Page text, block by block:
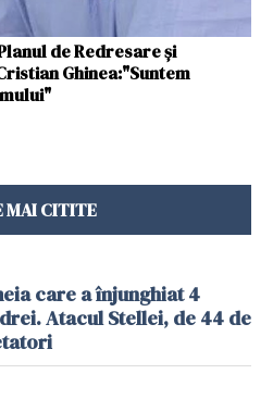
de Redresare și
Ghinea:"Suntem
MAI CITITE
care a înjunghiat 4
Atacul Stellei, de 44 de